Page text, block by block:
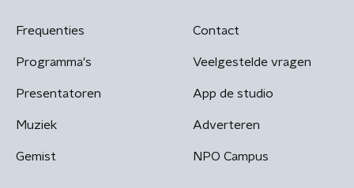
Frequenties
Programma's
Presentatoren
Muziek
Gemist
Contact
Veelgestelde vragen
App de studio
Adverteren
NPO Campus